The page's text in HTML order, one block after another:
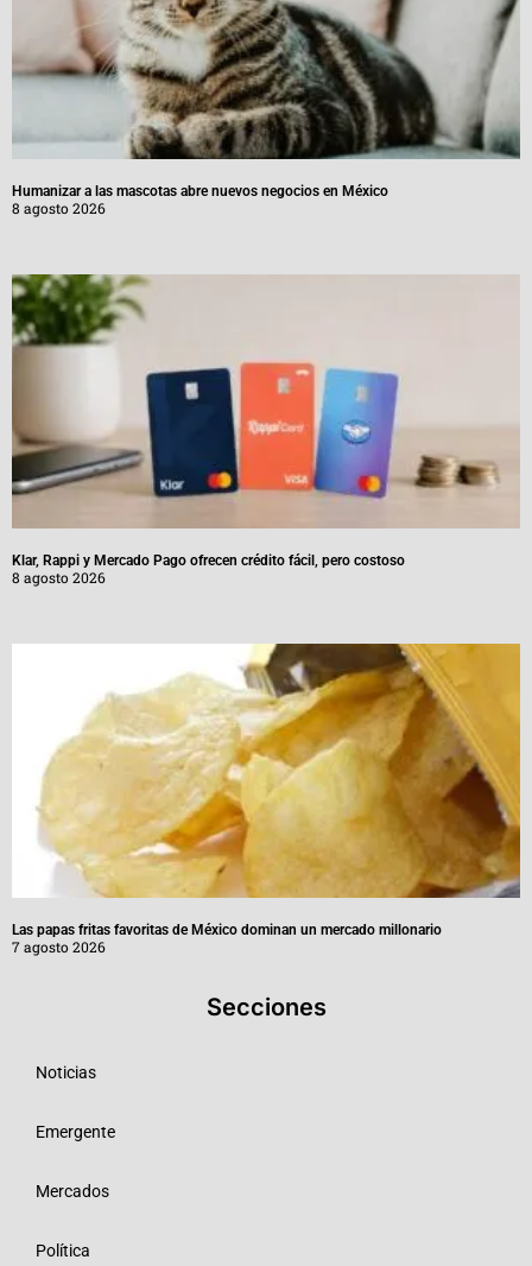
Humanizar a las mascotas abre nuevos negocios en México
8 agosto 2026
Klar, Rappi y Mercado Pago ofrecen crédito fácil, pero costoso
8 agosto 2026
Las papas fritas favoritas de México dominan un mercado millonario
7 agosto 2026
Secciones
Noticias
Emergente
Mercados
Política